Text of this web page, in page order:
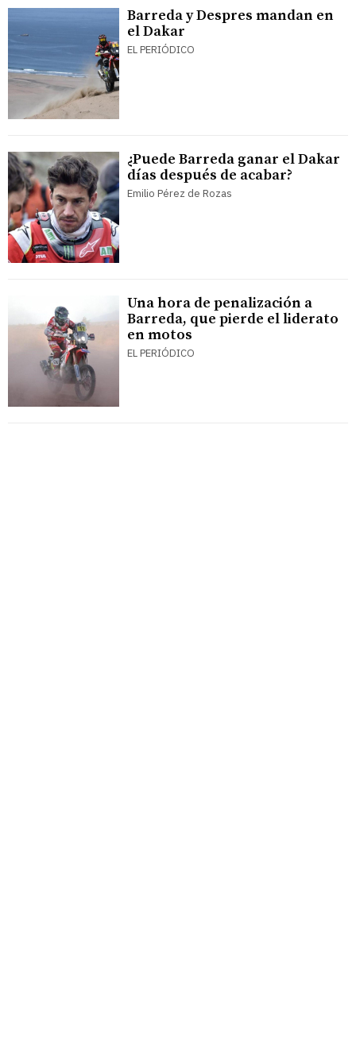
Barreda y Despres mandan en
el Dakar
EL PERIÓDICO
¿Puede Barreda ganar el Dakar
días después de acabar?
Emilio Pérez de Rozas
Una hora de penalización a
Barreda, que pierde el liderato
en motos
EL PERIÓDICO